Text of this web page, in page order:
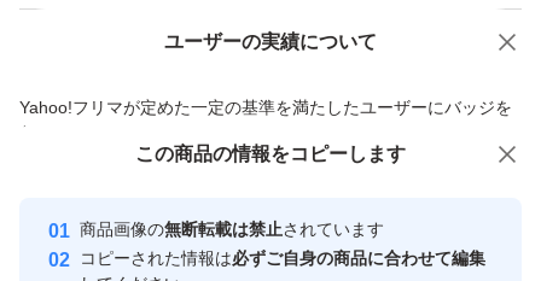
付けください
内容量:500グラム
ユーザーの実績について
Yahoo!フリマが定めた一定の基準を満たしたユーザーにバッジを
付与しています
安心取引出品者
心・安全なユーザーです
価格の相談 商品への質問
この商品の情報をコピーします
商品画像の無断転載は禁止されています
コピーされた情報は必ずご自身の商品に合わせて編集
この商品をみている人にオススメ